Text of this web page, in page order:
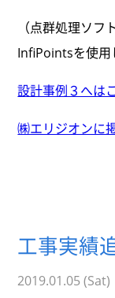
（点群処理ソ
InfiPointsを使用
設計事例３へは
㈱エリジオンに
工事実績
2019.01.05 (Sat)